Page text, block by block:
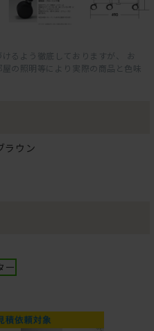
るよう徹底しておりますが、 お
の照明等により実際の商品と色味
ラウン
ー